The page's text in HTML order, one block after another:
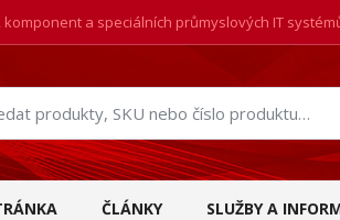
a speciálních průmyslových IT
ČLÁNKY SLUŽBY A